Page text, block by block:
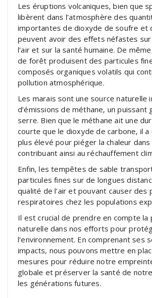
Les éruptions volcaniques, bien que
libèrent dans l’atmosphère des
importantes de dioxyde de soufre et
peuvent avoir des effets néfastes
l’air et sur la santé humaine. De
de forêt produisent des particules
composés organiques volatils qui
pollution atmosphérique.
Les marais sont une source naturelle
d’émissions de méthane, un puissant
serre. Bien que le méthane ait une
courte que le dioxyde de carbone, il
plus élevé pour piéger la chaleur dans
contribuant ainsi au réchauffement
Enfin, les tempêtes de sable
particules fines sur de longues
qualité de l’air et pouvant causer des
respiratoires chez les populations
Il est crucial de prendre en compte la
naturelle dans nos efforts pour
l’environnement. En comprenant ses
impacts, nous pouvons mettre en
mesures pour réduire notre
globale et préserver la santé de
les générations futures.